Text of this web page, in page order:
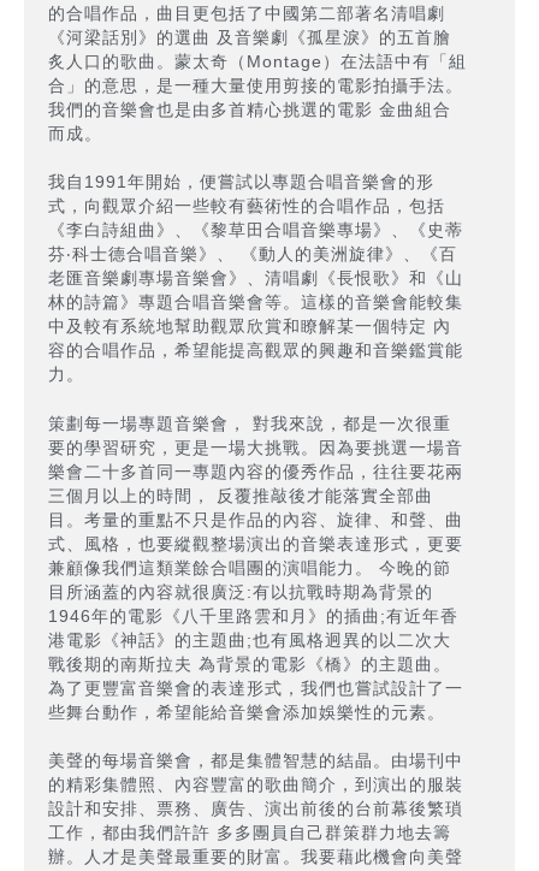
的合唱作品，曲目更包括了中國第二部著名清唱劇
《河梁話別》的選曲 及音樂劇《孤星淚》的五首膾
炙人口的歌曲。蒙太奇（Montage）在法語中有「組
合」的意思，是一種大量使用剪接的電影拍攝手法。
我們的音樂會也是由多首精心挑選的電影 金曲組合
而成。
我自1991年開始，便嘗試以專題合唱音樂會的形
式，向觀眾介紹一些較有藝術性的合唱作品，包括
《李白詩組曲》、《黎草田合唱音樂專場》、《史蒂
芬‧科士德合唱音樂》、 《動人的美洲旋律》、《百
老匯音樂劇專場音樂會》、清唱劇《長恨歌》和《山
林的詩篇》專題合唱音樂會等。這樣的音樂會能較集
中及較有系統地幫助觀眾欣賞和瞭解某一個特定 內
容的合唱作品，希望能提高觀眾的興趣和音樂鑑賞能
力。
策劃每一場專題音樂會， 對我來說，都是一次很重
要的學習研究，更是一場大挑戰。因為要挑選一場音
樂會二十多首同一專題內容的優秀作品，往往要花兩
三個月以上的時間， 反覆推敲後才能落實全部曲
目。考量的重點不只是作品的內容、旋律、和聲、曲
式、風格，也要縱觀整場演出的音樂表達形式，更要
兼顧像我們這類業餘合唱團的演唱能力。 今晚的節
目所涵蓋的內容就很廣泛:有以抗戰時期為背景的
1946年的電影《八千里路雲和月》的插曲;有近年香
港電影《神話》的主題曲;也有風格迥異的以二次大
戰後期的南斯拉夫 為背景的電影《橋》的主題曲。
為了更豐富音樂會的表達形式，我們也嘗試設計了一
些舞台動作，希望能給音樂會添加娛樂性的元素。
美聲的每場音樂會，都是集體智慧的結晶。由場刊中
的精彩集體照、內容豐富的歌曲簡介，到演出的服裝
設計和安排、票務、廣告、演出前後的台前幕後繁瑣
工作，都由我們許許 多多團員自己群策群力地去籌
辦。人才是美聲最重要的財富。我要藉此機會向美聲